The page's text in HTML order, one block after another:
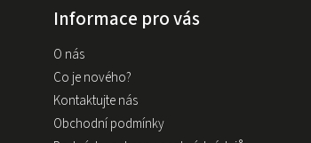
Informace pro vás
O nás
Co je nového?
Kontaktujte nás
Obchodní podmínky